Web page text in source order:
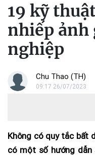
19 kỹ
nhiếp ảnh
nghiệp
Chu Thao (TH)
09:17 26/07/2023
Không có quy tắc bất
có một số hướng dẫn